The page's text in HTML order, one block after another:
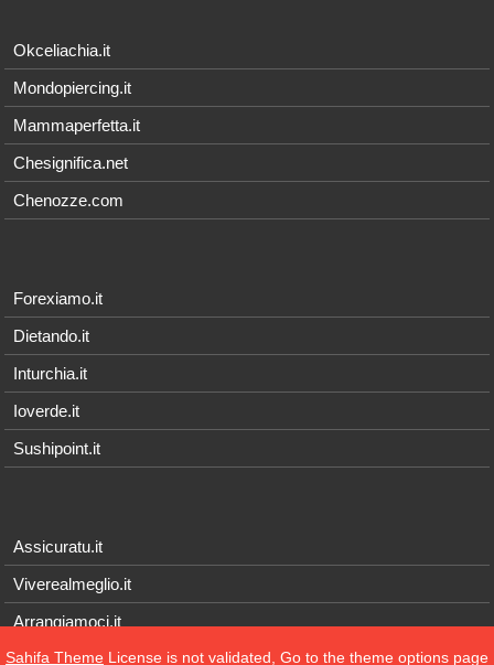
Okceliachia.it
Mondopiercing.it
Mammaperfetta.it
Chesignifica.net
Chenozze.com
Forexiamo.it
Dietando.it
Inturchia.it
Ioverde.it
Sushipoint.it
Assicuratu.it
Viverealmeglio.it
Arrangiamoci.it
Tecnichef.it
Sahifa Theme License is not validated, Go to the theme options page